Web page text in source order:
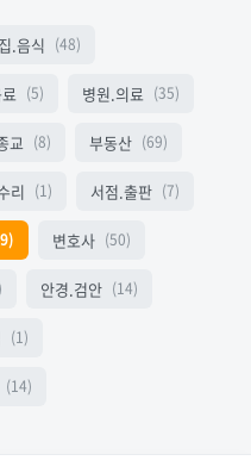
.음식 (48)
(5) 병원.의료 (35)
교 (8) 부동산 (69)
리 (1) 서점.출판 (7)
변호사 (50)
안경.검안 (14)
(1)
(14)